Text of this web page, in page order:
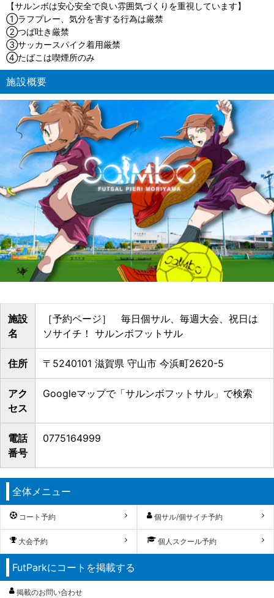
【サルンボは安心安全で良い雰囲気づくりを重視しています】
①ラフプレー、気分を害する行為は厳禁
②つば吐き厳禁
③サッカースパイク着用厳禁
④たばこは喫煙所のみ
施設概要
施設
名
［予約ページ］ 毎日個サル、毎週大会、祝日は
ソサイチ！ サルンボフットサル
住所 〒5240101 滋賀県 守山市 今浜町2620-5
アク
セス
Googleマップで「サルンボフットサル」で検索
電話
番号
0775164999
全体メニュー
コート予約 個サル/個サイチ予約
大会予約 個人スクール予約
FutParkにコートを掲載する
掲載のお問い合わせ